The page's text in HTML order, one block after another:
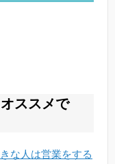
ススメで
な人は営業をする